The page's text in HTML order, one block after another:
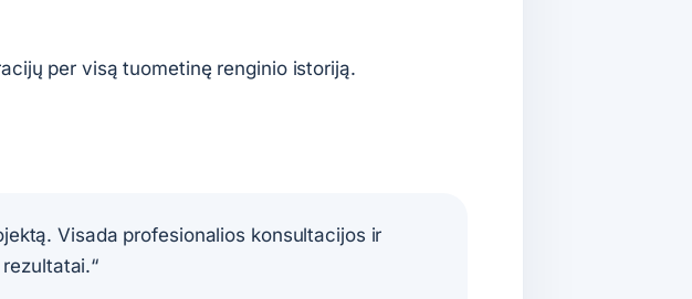
per visą tuometinę renginio istoriją.
Visada profesionalios konsultacijos ir